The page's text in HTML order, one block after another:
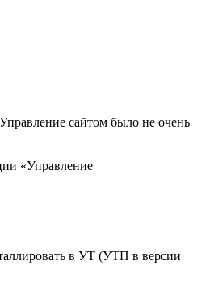
сайтом было не очень
«Управление
в УТ (УТП в версии